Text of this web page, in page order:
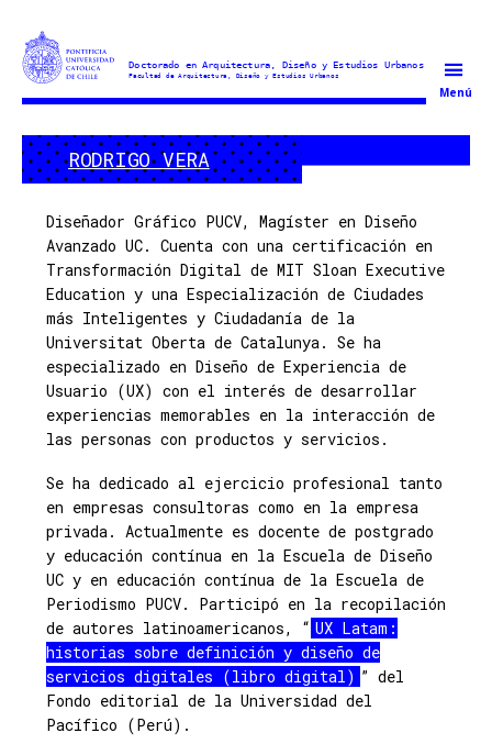
Doctorado
Arquitectura
y
Estudios
Menú
RODRIGO VERA
Diseñador Gráfico PUCV, Magíster en Diseño
Avanzado UC. Cuenta con una certificación en
Transformación Digital de MIT Sloan Executive
Education y una Especialización de Ciudades
más Inteligentes y Ciudadanía de la
Universitat Oberta de Catalunya. Se ha
especializado en Diseño de Experiencia de
Usuario (UX) con el interés de desarrollar
experiencias memorables en la interacción de
las personas con productos y servicios.
Se ha dedicado al ejercicio profesional tanto
en empresas consultoras como en la empresa
privada. Actualmente es docente de postgrado
y educación contínua en la Escuela de Diseño
UC y en educación contínua de la Escuela de
Periodismo PUCV. Participó en la recopilación
de autores latinoamericanos, “ UX Latam:
historias sobre definición y diseño de
servicios digitales (libro digital) ” del
Fondo editorial de la Universidad del
Pacífico (Perú).